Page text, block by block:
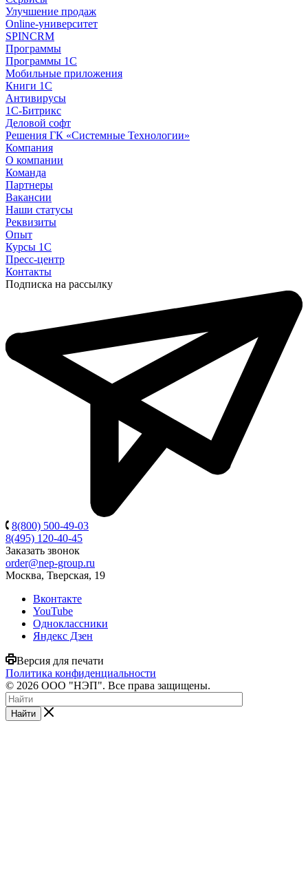
Улучшение продаж
Online-университет
SPINCRM
Программы
Программы 1С
Мобильные приложения
Книги 1С
Антивирусы
1С-Битрикс
Деловой софт
Решения ГК «Системные Технологии»
Компания
О компании
Команда
Партнеры
Вакансии
Наши статусы
Реквизиты
Опыт
Курсы 1С
Пресс-центр
Контакты
Подписка на рассылку
8(800) 500-49-03
8(495) 120-40-45
Заказать звонок
order@nep-group.ru
Москва, Тверская, 19
Вконтакте
YouTube
Одноклассники
Яндекс Дзен
Версия для печати
Политика конфиденциальности
© 2026 ООО "НЭП". Все права защищены.
Найти